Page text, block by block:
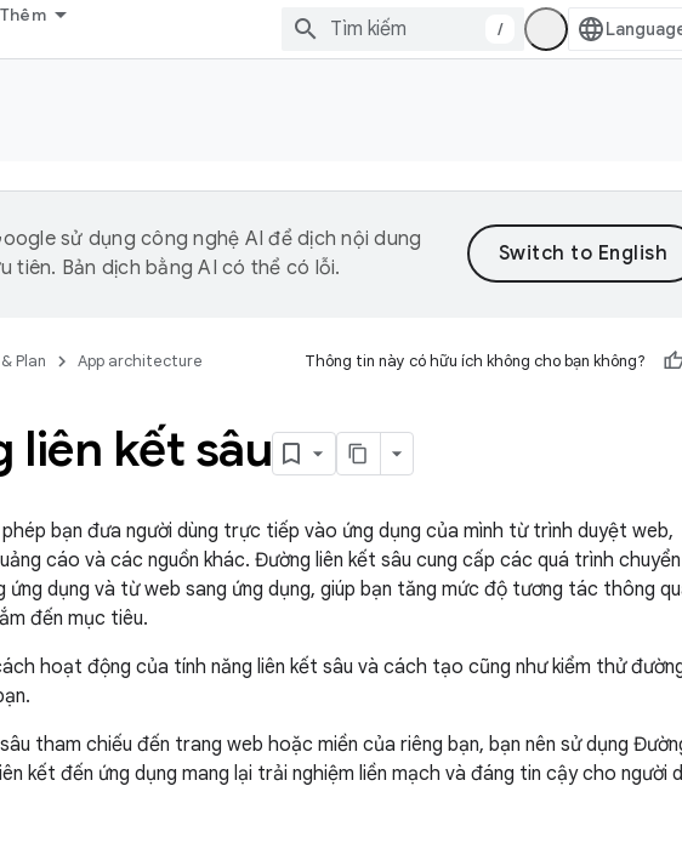
Thêm
/
sử dụng công nghệ AI để dịch nội dung
tiên. Bản dịch bằng AI có thể có lỗi.
Plan App architecture Thông tin này có hữu ích không cho bạn không?
liên kết sâu
bạn đưa người dùng trực tiếp vào ứng dụng của mình từ trình duyệt web,
cáo và các nguồn khác. Đường liên kết sâu cung cấp các quá trình
dụng và từ web sang ứng dụng, giúp bạn tăng mức độ tương tác thông
đến mục tiêu.
hoạt động của tính năng liên kết sâu và cách tạo cũng như kiểm thử
tham chiếu đến trang web hoặc miền của riêng bạn, bạn nên sử dụng
kết đến ứng dụng mang lại trải nghiệm liền mạch và đáng tin cậy cho người